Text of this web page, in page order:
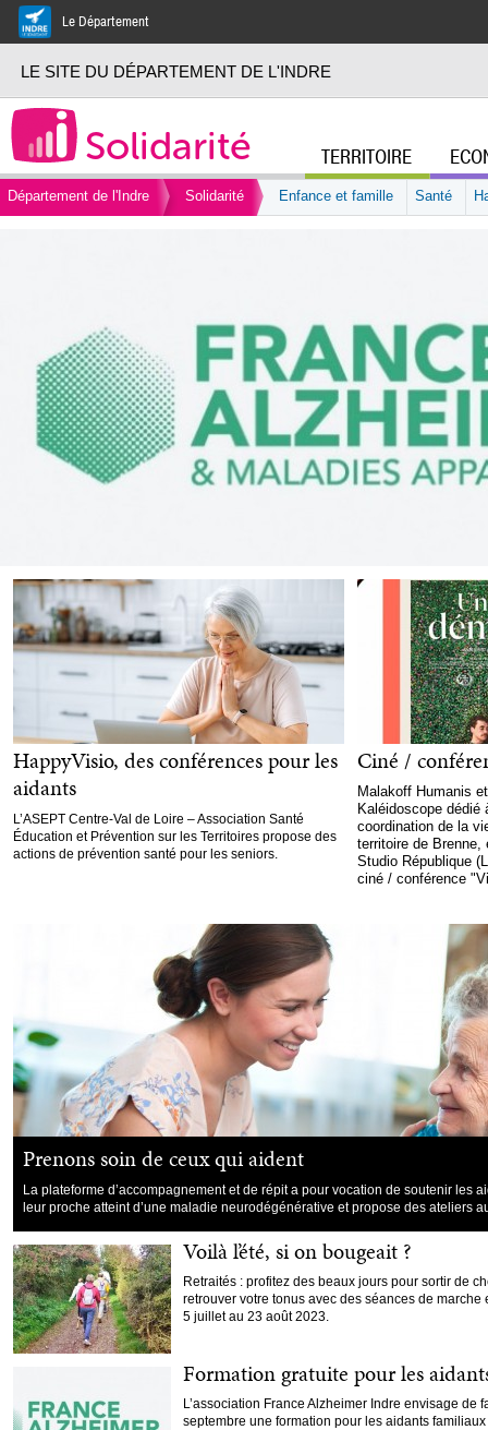
principal
Le Département
LE SITE DU DÉPARTEMENT DE L'INDRE
Solidarité Menu
TERRITOIRE
Vous êtes ici
Département de l'Indre Solidarité Enfance et famille Santé
HappyVisio, des conférences pour les
aidants
L’ASEPT Centre-Val de Loire – Association Santé
Éducation et Prévention sur les Territoires propose des
actions de prévention santé pour les seniors.
Ciné /
Malakoff Humanis
Kaléidoscope dédié
coordination de la
territoire de Brenne,
Studio République
ciné / conférence
Prenons soin de ceux qui aident
La plateforme d’accompagnement et de répit a pour vocation de soutenir les
leur proche atteint d’une maladie neurodégénérative et propose des ateliers
Voilà l’été, si on bougeait ?
Retraités : profitez des beaux jours pour sortir de
retrouver votre tonus avec des séances de
5 juillet au 23 août 2023.
Formation gratuite pour les
L’association France Alzheimer Indre envisage de
septembre une formation pour les aidants